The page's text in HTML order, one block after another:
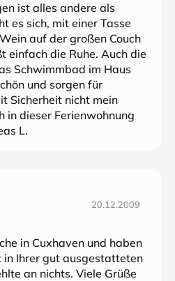
ist alles andere als
es sich, mit einer Tasse
auf der großen Couch
einfach die Ruhe. Auch die
Schwimmbad im Haus
und sorgen für
Sicherheit nicht mein
in dieser Ferienwohnung
L.
20.12.2009
in Cuxhaven und haben
in Ihrer gut ausgestatteten
an nichts. Viele Grüße